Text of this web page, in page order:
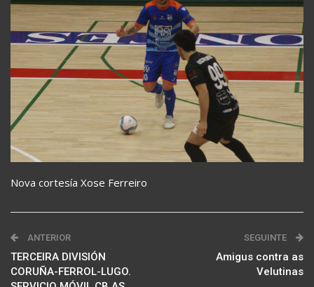
Nova cortesía Xose Ferreiro
ANTERIOR
TERCEIRA DIVISIÓN
CORUÑA-FERROL-LUGO.
SEGUINTE
Amigus contra as
Velutinas